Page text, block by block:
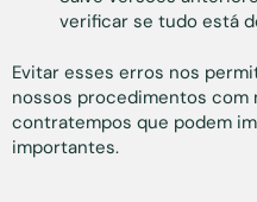
verificar se tudo está
Evitar esses erros nos
nossos procedimentos com
contratempos que podem
importantes.